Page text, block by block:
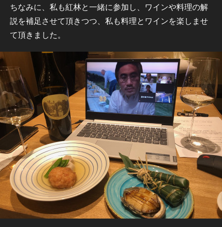
ちなみに、私も紅林と一緒に参加し、ワインや料理の解
説を補足させて頂きつつ、私も料理とワインを楽しませ
て頂きました。